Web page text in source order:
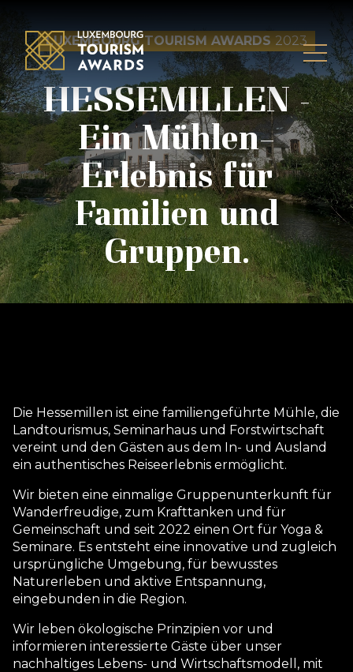
LUXEMBOURG TOURISM AWARDS 2023
HESSEMILLEN –
Ein Mühlen-
Erlebnis für
Familien und
Gruppen.
Die Hessemillen ist eine familiengeführte Mühle, die
Landtourismus, Seminarhaus und Forstwirtschaft
vereint und den Gästen aus dem In- und Ausland
ein authentisches Reiseerlebnis ermöglicht.
Wir bieten eine einmalige Gruppenunterkunft für
Wanderfreudige, zum Krafttanken und für
Gemeinschaft und seit 2022 einen Ort für Yoga &
Seminare. Es entsteht eine innovative und zugleich
ursprüngliche Umgebung, für bewusstes
Naturerleben und aktive Entspannung,
eingebunden in die Region.
Wir leben ökologische Prinzipien vor und
informieren interessierte Gäste über unser
nachhaltiges Lebens- und Wirtschaftsmodell, mit